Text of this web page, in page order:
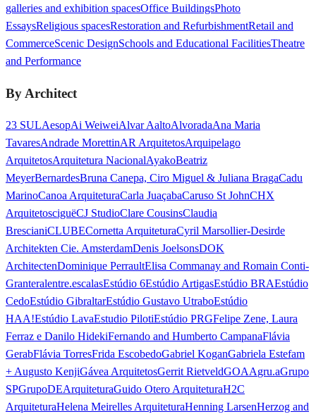
galleries and exhibition spacesOffice BuildingsPhoto
EssaysReligious spacesRestoration and RefurbishmentRetail and
CommerceScenic DesignSchools and Educational FacilitiesTheatre
and Performance
By Architect
23 SULAesopAi WeiweiAlvar AaltoAlvoradaAna Maria
TavaresAndrade MorettinAR ArquitetosArquipelago
ArquitetosArquitetura NacionalAyakoBeatriz
MeyerBernardesBruna Canepa, Ciro Miguel & Juliana BragaCadu
MarinoCanoa ArquiteturaCarla JuaçabaCaruso St JohnCHX
ArquitetosciguëCJ StudioClare CousinsClaudia
BrescianiCLUBECornetta ArquiteturaCyril Marsollier-Desirde
Architekten Cie. AmsterdamDenis JoelsonsDOK
ArchitectenDominique PerraultElisa Commanay and Romain Conti-
Granteralentre.escalasEstúdio 6Estúdio ArtigasEstúdio BRAEstúdio
CedoEstúdio GibraltarEstúdio Gustavo UtraboEstúdio
HAA!Estúdio LavaEstudio PilotiEstúdio PRGFelipe Zene, Laura
Ferraz e Danilo HidekiFernando and Humberto CampanaFlávia
GerabFlávia TorresFrida EscobedoGabriel KoganGabriela Estefam
+ Augusto KenjiGávea ArquitetosGerrit RietveldGOAAgru.aGrupo
SPGrupoDEArquiteturaGuido Otero ArquiteturaH2C
ArquiteturaHelena Meirelles ArquiteturaHenning LarsenHerzog and